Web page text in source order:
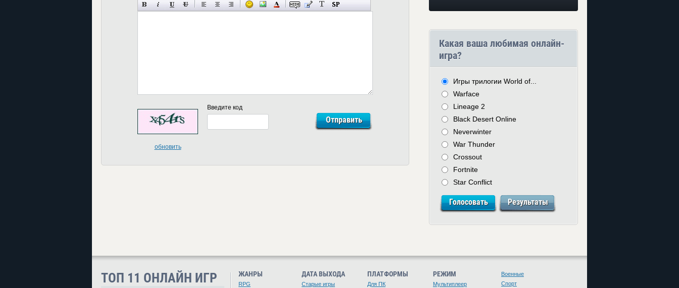
обновить
Введите код
Какая ваша любимая онлайн-
игра?
Игры трилогии World of...
Warface
Lineage 2
Black Desert Online
Neverwinter
War Thunder
Crossout
Fortnite
Star Conflict
ТОП 11 ОНЛАЙН ИГР ЖАНРЫ
RPG
ДАТА ВЫХОДА
Старые игры
ПЛАТФОРМЫ
Для ПК
РЕЖИМ
Мультиплеер
Военные
Спорт